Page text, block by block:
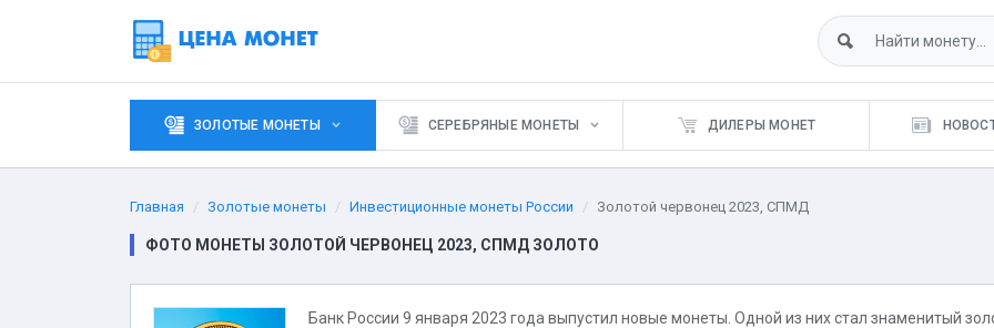
ЗОЛОТЫЕ МОНЕТЫ СЕРЕБРЯНЫЕ МОНЕТЫ ДИЛЕРЫ МОНЕТ
Главная Золотые монеты Инвестиционные монеты России Золотой червонец 2023, СПМД
ФОТО МОНЕТЫ ЗОЛОТОЙ ЧЕРВОНЕЦ 2023, СПМД ЗОЛОТО
Банк России 9 января 2023 года выпустил новые монеты. Одной из них стал знаменитый